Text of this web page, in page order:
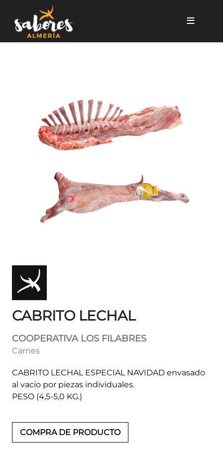
CABRITO LECHAL
COOPERATIVA LOS FILABRES
Carnes
CABRITO LECHAL ESPECIAL NAVIDAD envasado
al vacío por piezas individuales.
PESO (4,5-5,0 KG.)
COMPRA DE PRODUCTO